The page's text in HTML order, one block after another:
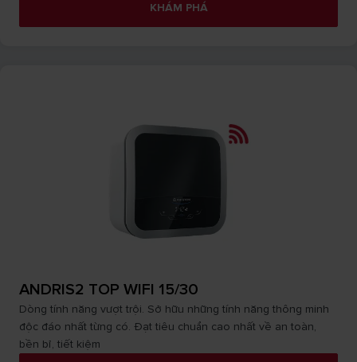
KHÁM PHÁ
ANDRIS2 TOP WIFI 15/30
Dòng tính năng vượt trội. Sở hữu những tính năng thông minh
độc đáo nhất từng có. Đạt tiêu chuẩn cao nhất về an toàn,
bền bỉ, tiết kiệm